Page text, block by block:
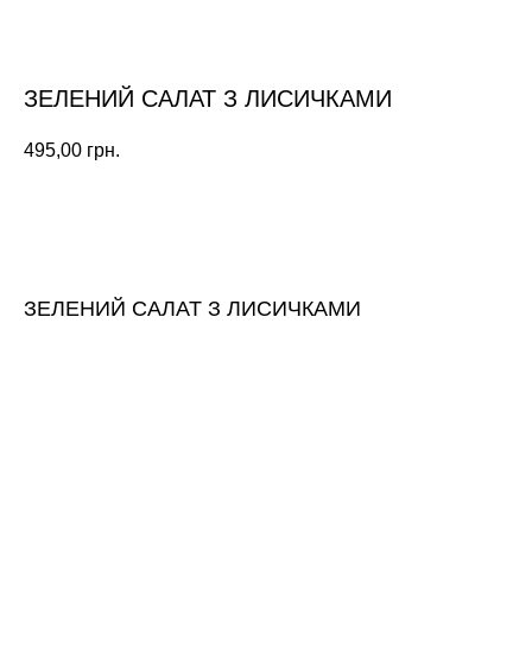
ЗЕЛЕНИЙ САЛАТ З ЛИСИЧКАМИ
495,00 грн.
ЗЕЛЕНИЙ САЛАТ З ЛИСИЧКАМИ